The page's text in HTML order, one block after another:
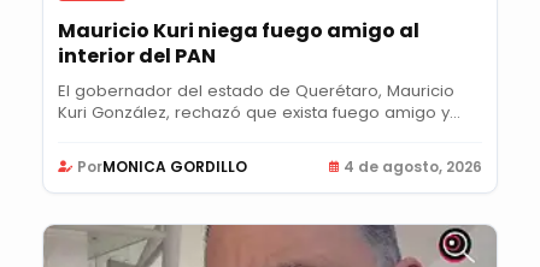
Mauricio Kuri niega fuego amigo al
interior del PAN
El gobernador del estado de Querétaro, Mauricio
Kuri González, rechazó que exista fuego amigo y...
PorMONICA GORDILLO 4 de agosto, 2026